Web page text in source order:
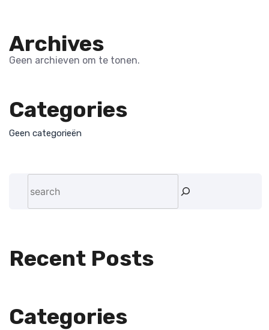
Archives
Geen archieven om te tonen.
Categories
Geen categorieën
Recent Posts
Categories